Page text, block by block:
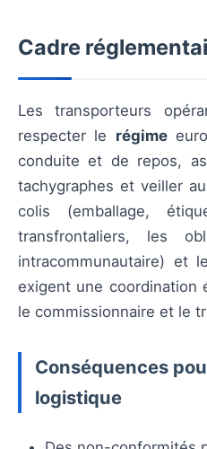
Cadre
Les transporteurs
respecter le régime
conduite et de repos,
tachygraphes et veiller
colis (emballage,
transfrontaliers, les
intracommunautaire) et
exigent une coordination
le commissionnaire et le
Conséquences
logistique